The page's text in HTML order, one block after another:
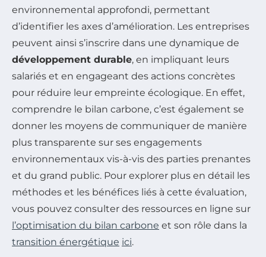
environnemental approfondi, permettant
d’identifier les axes d’amélioration. Les entreprises
peuvent ainsi s’inscrire dans une dynamique de
développement durable, en impliquant leurs
salariés et en engageant des actions concrètes
pour réduire leur empreinte écologique. En effet,
comprendre le bilan carbone, c’est également se
donner les moyens de communiquer de manière
plus transparente sur ses engagements
environnementaux vis-à-vis des parties prenantes
et du grand public. Pour explorer plus en détail les
méthodes et les bénéfices liés à cette évaluation,
vous pouvez consulter des ressources en ligne sur
l’optimisation du bilan carbone et son rôle dans la
transition énergétique ici.